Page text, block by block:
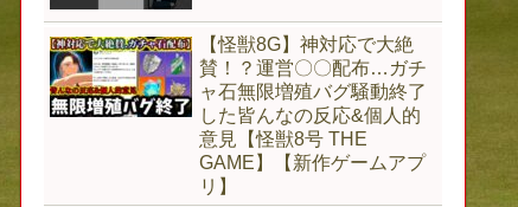
【怪獣8G】神対応で大絶
賛！？運営〇〇配布…ガチ
ャ石無限増殖バグ騒動終了
した皆んなの反応&個人的
意見【怪獣8号 THE
GAME】【新作ゲームアプ
リ】